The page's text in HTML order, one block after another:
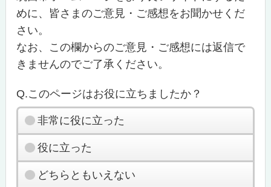
めに、皆さまのご意見・ご感想をお聞かせくだ
さい。
なお、この欄からのご意見・ご感想には返信で
きませんのでご了承ください。
Q.このページはお役に立ちましたか？
非常に役に立った
役に立った
どちらともいえない